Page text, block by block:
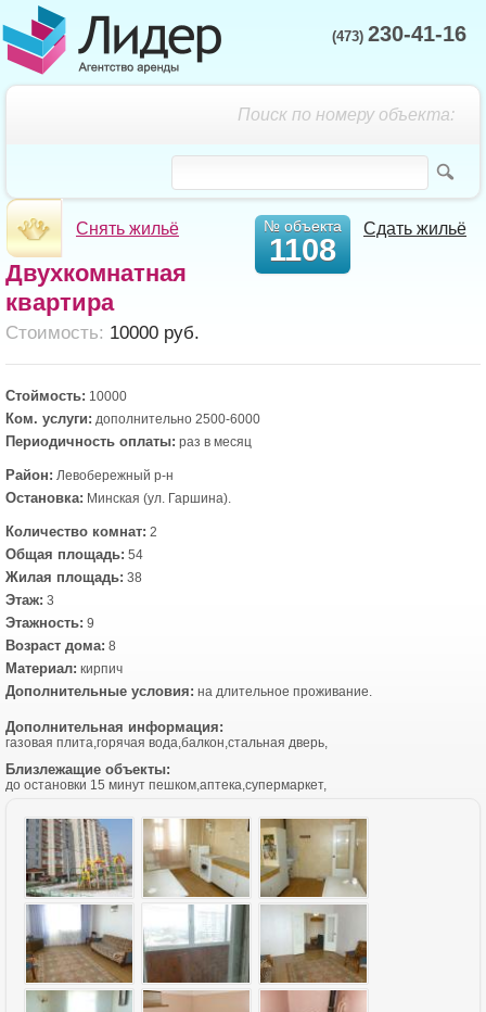
(473) 230-41-16
Поиск по номеру объекта:
Снять жильё Сдать жильё
№ объекта
1108
Двухкомнатная
квартира
Cтоимость: 10000 руб.
Стоймость: 10000
Ком. услуги: дополнительно 2500-6000
Периодичность оплаты: раз в месяц
Район: Левобережный р-н
Остановка: Минская (ул. Гаршина).
Количество комнат: 2
Общая площадь: 54
Жилая площадь: 38
Этаж: 3
Этажность: 9
Возраст дома: 8
Материал: кирпич
Дополнительные условия: на длительное проживание.
Дополнительная информация:
газовая плита,горячая вода,балкон,стальная дверь,
Близлежащие объекты:
до остановки 15 минут пешком,аптека,супермаркет,